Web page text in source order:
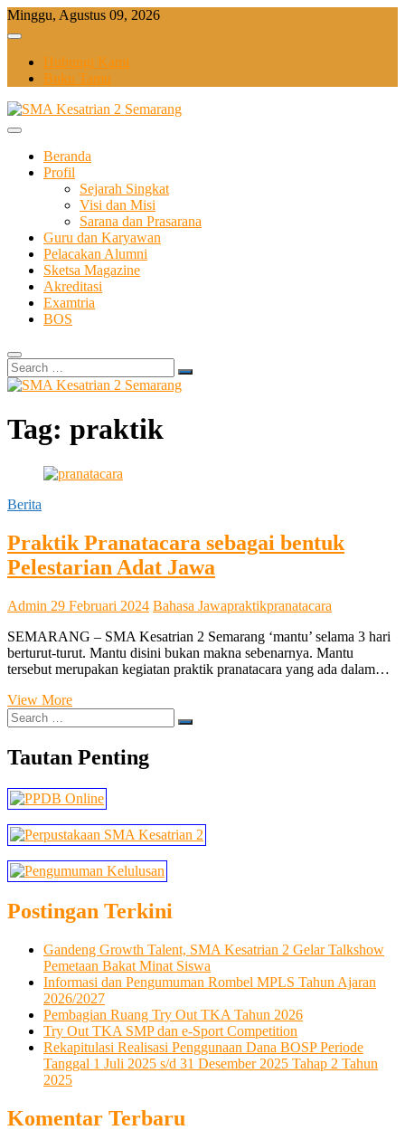
Skip
to
Minggu, Agustus 09, 2026
Hubungi Kami
Buku Tamu
Beranda
Profil
Sejarah Singkat
Visi dan Misi
Sarana dan Prasarana
Guru dan Karyawan
Pelacakan Alumni
Sketsa Magazine
Akreditasi
Examtria
BOS
Search
…
SMA Kesatrian 2 Semarang
Tag: praktik
Berita
Praktik Pranatacara sebagai bentuk
Pelestarian Adat Jawa
Admin 29 Februari 2024 Bahasa Jawapraktikpranatacara
SEMARANG – SMA Kesatrian 2 Semarang ‘mantu’ selama 3 hari
berturut-turut. Mantu disini bukan makna sebenarnya. Mantu
tersebut merupakan kegiatan praktik pranatacara yang ada dalam…
View MorePraktik
sebagai
bentuk
Pelestarian
Jawa
Search
…
Tautan Penting
Postingan Terkini
Gandeng Growth Talent, SMA Kesatrian 2 Gelar Talkshow
Pemetaan Bakat Minat Siswa
Informasi dan Pengumuman Rombel MPLS Tahun Ajaran
2026/2027
Pembagian Ruang Try Out TKA Tahun 2026
Try Out TKA SMP dan e-Sport Competition
Rekapitulasi Realisasi Penggunaan Dana BOSP Periode
Tanggal 1 Juli 2025 s/d 31 Desember 2025 Tahap 2 Tahun
2025
Komentar Terbaru